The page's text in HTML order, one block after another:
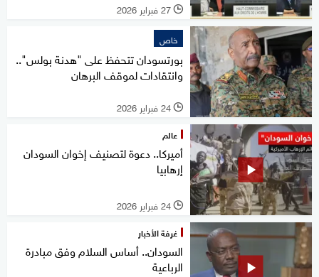
l 27 فبراير 2026
خاص
بورتسودان تتحفظ على "هدنة بولس"..
وانتقادات لموقف البرهان
l 24 فبراير 2026
عالم
أميركا.. دعوة لتصنيف إخوان السودان
إرهابيا
l 24 فبراير 2026
غرفة الأخبار
السودان.. أساس السلام وفق مبادرة
الرباعية